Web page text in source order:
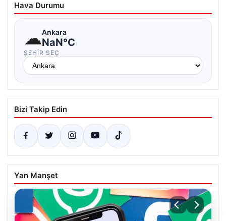
Hava Durumu
☁Ankara
NaN°C
ŞEHIR SEÇ
Bizi Takip Edin
Yan Manşet